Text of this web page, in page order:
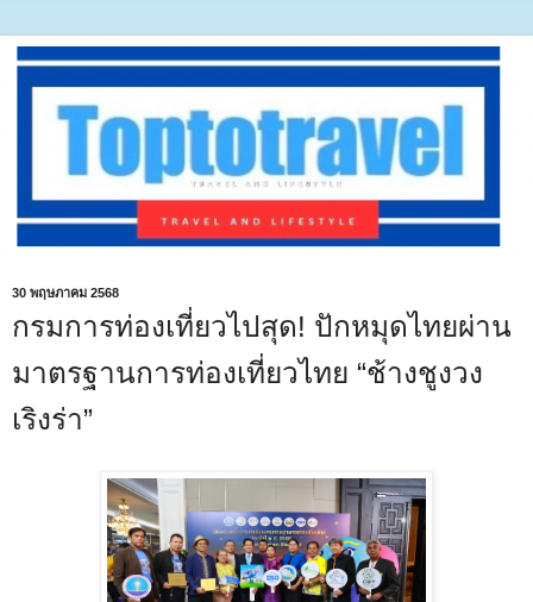
30 พฤษภาคม 2568
กรมการท่องเที่ยวไปสุด! ปักหมุดไทยผ่าน
มาตรฐานการท่องเที่ยวไทย “ช้างชูงวง
เริงร่า”